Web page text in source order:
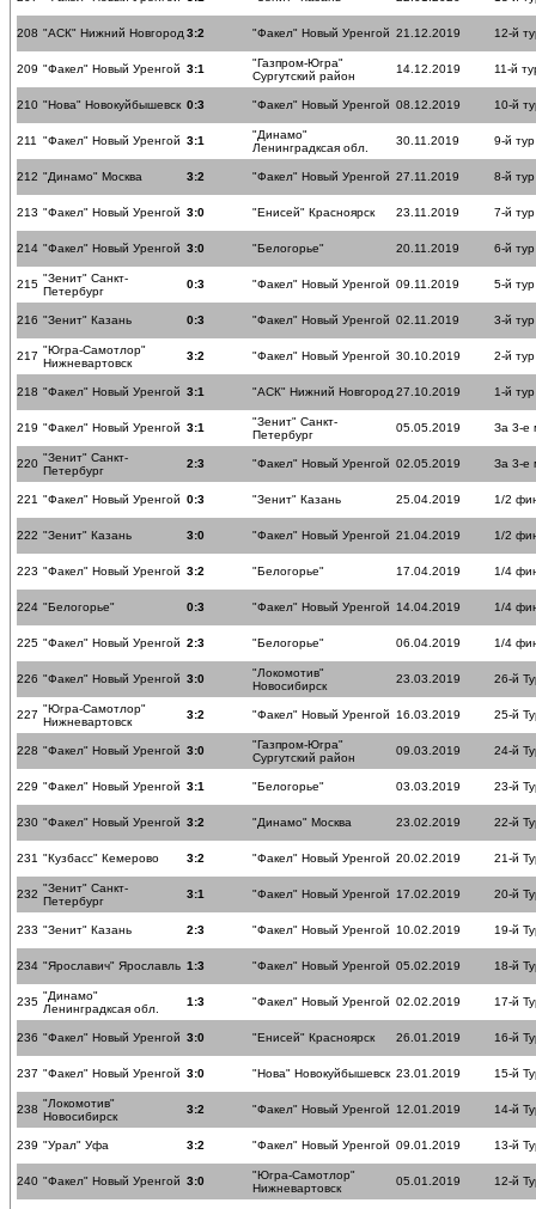
208 "АСК" Нижний Новгород 3:2 "Факел" Новый Уренгой 21.12.2019 12-й
209 "Факел" Новый Уренгой 3:1
"Газпром-Югра"
Сургутский район
14.12.2019 11-й
210 "Нова" Новокуйбышевск 0:3 "Факел" Новый Уренгой 08.12.2019 10-й
211 "Факел" Новый Уренгой 3:1
"Динамо"
Ленинградксая обл.
30.11.2019 9-й тур
212 "Динамо" Москва 3:2 "Факел" Новый Уренгой 27.11.2019 8-й тур
213 "Факел" Новый Уренгой 3:0 "Енисей" Красноярск 23.11.2019 7-й тур
214 "Факел" Новый Уренгой 3:0 "Белогорье" 20.11.2019 6-й тур
215 "Зенит" Санкт-
Петербург
0:3 "Факел" Новый Уренгой 09.11.2019 5-й тур
216 "Зенит" Казань 0:3 "Факел" Новый Уренгой 02.11.2019 3-й тур
217 "Югра-Самотлор"
Нижневартовск
3:2 "Факел" Новый Уренгой 30.10.2019 2-й тур
218 "Факел" Новый Уренгой 3:1 "АСК" Нижний Новгород 27.10.2019 1-й тур
219 "Факел" Новый Уренгой 3:1
"Зенит" Санкт-
Петербург
05.05.2019 За 3-е
220 "Зенит" Санкт-
Петербург
2:3 "Факел" Новый Уренгой 02.05.2019 За 3-е
221 "Факел" Новый Уренгой 0:3 "Зенит" Казань 25.04.2019 1/2
222 "Зенит" Казань 3:0 "Факел" Новый Уренгой 21.04.2019 1/2
223 "Факел" Новый Уренгой 3:2 "Белогорье" 17.04.2019 1/4
224 "Белогорье" 0:3 "Факел" Новый Уренгой 14.04.2019 1/4
225 "Факел" Новый Уренгой 2:3 "Белогорье" 06.04.2019 1/4
226 "Факел" Новый Уренгой 3:0
"Локомотив"
Новосибирск
23.03.2019 26-й
227 "Югра-Самотлор"
Нижневартовск
3:2 "Факел" Новый Уренгой 16.03.2019 25-й
228 "Факел" Новый Уренгой 3:0
"Газпром-Югра"
Сургутский район
09.03.2019 24-й
229 "Факел" Новый Уренгой 3:1 "Белогорье" 03.03.2019 23-й
230 "Факел" Новый Уренгой 3:2 "Динамо" Москва 23.02.2019 22-й
231 "Кузбасс" Кемерово 3:2 "Факел" Новый Уренгой 20.02.2019 21-й
232 "Зенит" Санкт-
Петербург
3:1 "Факел" Новый Уренгой 17.02.2019 20-й
233 "Зенит" Казань 2:3 "Факел" Новый Уренгой 10.02.2019 19-й
234 "Ярославич" Ярославль 1:3 "Факел" Новый Уренгой 05.02.2019 18-й
235 "Динамо"
Ленинградксая обл.
1:3 "Факел" Новый Уренгой 02.02.2019 17-й
236 "Факел" Новый Уренгой 3:0 "Енисей" Красноярск 26.01.2019 16-й
237 "Факел" Новый Уренгой 3:0 "Нова" Новокуйбышевск 23.01.2019 15-й
238 "Локомотив"
Новосибирск
3:2 "Факел" Новый Уренгой 12.01.2019 14-й
239 "Урал" Уфа 3:2 "Факел" Новый Уренгой 09.01.2019 13-й
240 "Факел" Новый Уренгой 3:0
"Югра-Самотлор"
Нижневартовск
05.01.2019 12-й